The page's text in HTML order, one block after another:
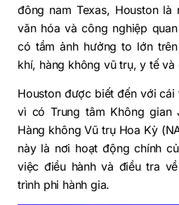
đông nam Texas, Houston
văn hóa và công nghiệp
có tầm ảnh hưởng to lớn
khí, hàng không vũ trụ, y tế và
Houston được biết đến với cái
vì có Trung tâm Không gian
Hàng không Vũ trụ Hoa Kỳ
này là nơi hoạt động chính
việc điều hành và điều tra
trình phi hành gia.